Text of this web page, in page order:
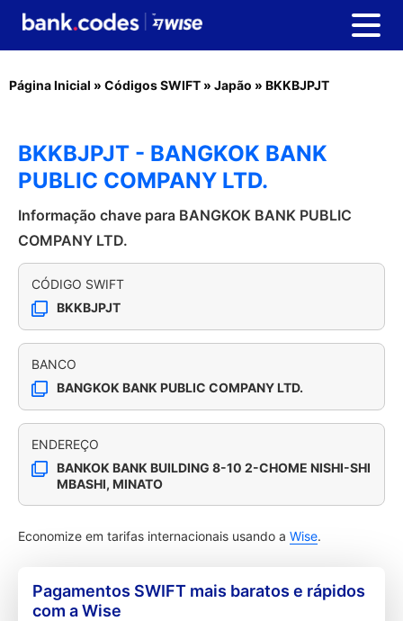
Página Inicial » Códigos SWIFT » Japão » BKKBJPJT
BKKBJPJT - BANGKOK BANK
PUBLIC COMPANY LTD.
Informação chave para BANGKOK BANK PUBLIC
COMPANY LTD.
CÓDIGO SWIFT
BKKBJPJT
BANCO
BANGKOK BANK PUBLIC COMPANY LTD.
ENDEREÇO
BANKOK BANK BUILDING 8-10 2-CHOME NISHI-SHI
MBASHI, MINATO
Economize em tarifas internacionais usando a Wise.
Pagamentos SWIFT mais baratos e rápidos
com a Wise